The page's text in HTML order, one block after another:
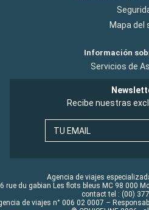
Mapa del
Información
Servicios de
Recibe nuestras
TU EMAIL
Agencia de viajes
rue du gabian Les flots bleus MC 98 000
contact tel : (00)
de viajes n° 006 02 0007 –